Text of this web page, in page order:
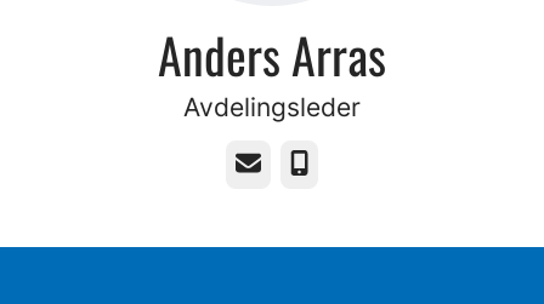
Anders Arras
Avdelingsleder
E-postTelefonnummer